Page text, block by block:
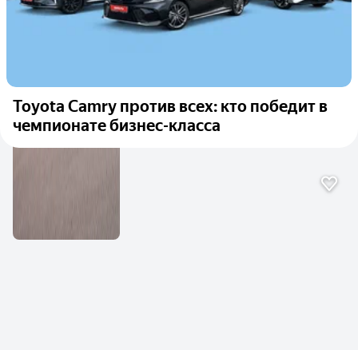
Toyota Camry против всех: кто победит в
чемпионате бизнес-класса